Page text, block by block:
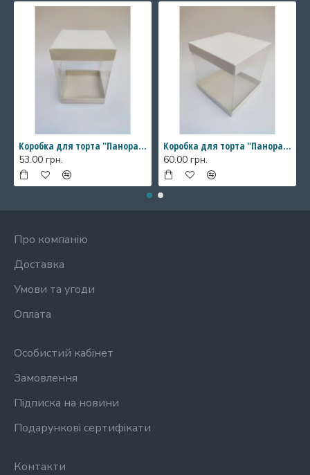
Коробка для торта "Панорама" з прозорими стінками, 146*146*200 мм
53.00 грн.
Коробка для торта "Панорама" з прозорими стінками, 196*196*200 мм
60.00 грн.
Про компанію
Доставка
Умови та угоди
Оплата
Особистий кабінет
Замовлення
Підписка на новини
Подарункові сертифікати
Контакти